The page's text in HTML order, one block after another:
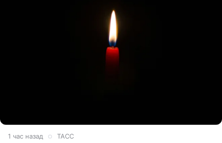
1 час назад ТАСС